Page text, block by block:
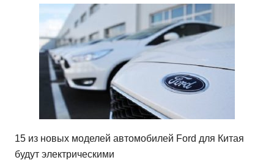
15 из новых моделей автомобилей Ford для Китая
будут электрическими